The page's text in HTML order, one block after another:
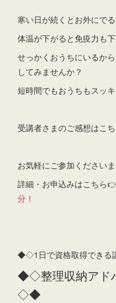
寒い日が続くとお外にで
体温が下がると免疫力も下
せっかくおうちにいるか
してみませんか？
短時間でもおうちもスッ
受講者さまのご感想はこ
お気軽にご参加ください
詳細・お申込みはこちら
分！
◆◇1日で資格取得でき
◆◇整理収納アド
◇◆